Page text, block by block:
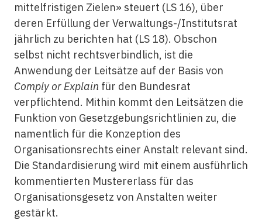
mittelfristigen Zielen» steuert (LS 16), über
deren Erfüllung der Verwaltungs-/Institutsrat
jährlich zu berichten hat (LS 18). Obschon
selbst nicht rechtsverbindlich, ist die
Anwendung der Leitsätze auf der Basis von
Comply or Explain für den Bundesrat
verpflichtend. Mithin kommt den Leitsätzen die
Funktion von Gesetzgebungsrichtlinien zu, die
namentlich für die Konzeption des
Organisationsrechts einer Anstalt relevant sind.
Die Standardisierung wird mit einem ausführlich
kommentierten Mustererlass für das
Organisationsgesetz von Anstalten weiter
gestärkt.